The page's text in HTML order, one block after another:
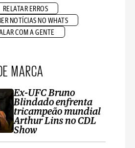
RELATAR ERROS
NOTÍCIAS NO WHATS
COM A GENTE
MARCA
Ex-UFC Bruno
Blindado enfrenta
tricampeão mundial
Arthur Lins no CDL
Show